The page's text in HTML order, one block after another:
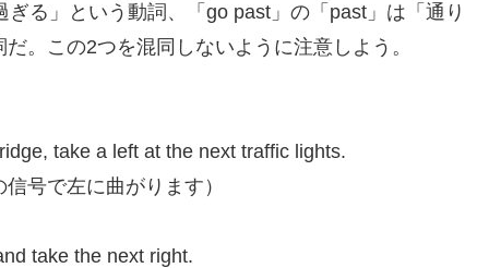
る」という動詞、「go past」の「past」は「通り
。この2つを混同しないように注意しよう。
take a left at the next traffic lights.
号で左に曲がります）
take the next right.